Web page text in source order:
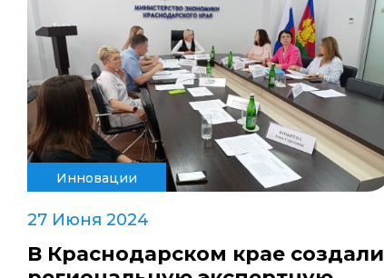
Инновации
27 Июня 2024
В Краснодарском крае создали